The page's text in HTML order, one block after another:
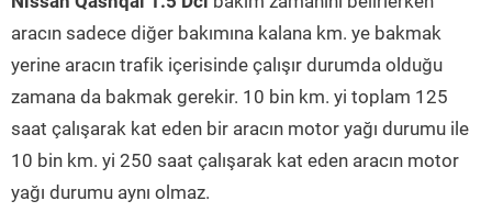
aracın sadece diğer bakımına kalana km. ye bakmak
yerine aracın trafik içerisinde çalışır durumda olduğu
zamana da bakmak gerekir. 10 bin km. yi toplam 125
saat çalışarak kat eden bir aracın motor yağı durumu ile
10 bin km. yi 250 saat çalışarak kat eden aracın motor
yağı durumu aynı olmaz.